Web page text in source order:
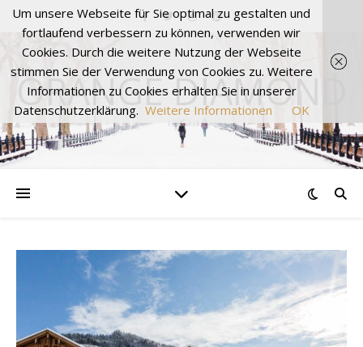
ORANGE DIAMOND
Um unsere Webseite für Sie optimal zu gestalten und
fortlaufend verbessern zu können, verwenden wir
Cookies. Durch die weitere Nutzung der Webseite
stimmen Sie der Verwendung von Cookies zu. Weitere
Informationen zu Cookies erhalten Sie in unserer
Datenschutzerklärung. Weitere Informationen OK